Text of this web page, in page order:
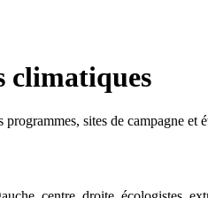
climatiques
sites de campagne et